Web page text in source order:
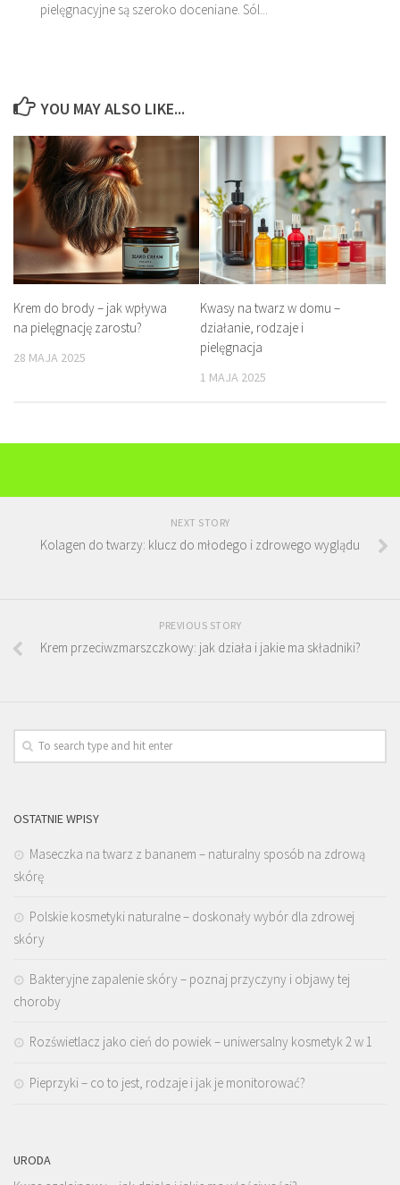
pielęgnacyjne są szeroko doceniane. Sól...
YOU MAY ALSO LIKE...
Krem do brody – jak wpływa
na pielęgnację zarostu?
28 MAJA 2025
Kwasy na twarz w domu –
działanie, rodzaje i
pielęgnacja
1 MAJA 2025
NEXT STORY
Kolagen do twarzy: klucz do młodego i zdrowego wyglądu
PREVIOUS STORY
Krem przeciwzmarszczkowy: jak działa i jakie ma składniki?
OSTATNIE WPISY
Maseczka na twarz z bananem – naturalny sposób na zdrową
skórę
Polskie kosmetyki naturalne – doskonały wybór dla zdrowej
skóry
Bakteryjne zapalenie skóry – poznaj przyczyny i objawy tej
choroby
Rozświetlacz jako cień do powiek – uniwersalny kosmetyk 2 w 1
Pieprzyki – co to jest, rodzaje i jak je monitorować?
URODA